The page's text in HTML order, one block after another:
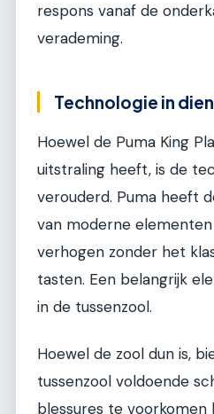
respons vanaf de
verademing.
Technologie in
Hoewel de Puma King
uitstraling heeft, is de
verouderd. Puma heeft
van moderne
verhogen zonder het
tasten. Een belangrijk
in de tussenzool.
Hoewel de zool dun is,
tussenzool voldoende
blessures te voorkomen